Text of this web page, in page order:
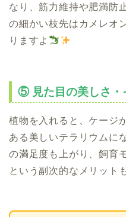
なり、筋力維持や肥満防
の細かい枝先はカメレオ
りますよ
⑤ 見た目の美しさ・
植物を入れると、ケージ
ある美しいテラリウムに
の満足度も上がり、飼育
という副次的なメリット